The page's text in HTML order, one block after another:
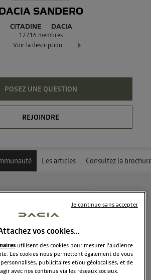
SANDERO
CITADINE DACIA
12216 membres
Voir la description
POSEZ UNE QUESTION
REJOINDRE
Les articles Consultez la
à 23:27
et clignotants
vos cookies…
utilisent des cookies pour mesurer l'audience
Les cookies nous permettent également de vous
publicitaires et/ou géolocalisés, et de
avec nos contenus via les réseaux sociaux.
Je continue sans accepter